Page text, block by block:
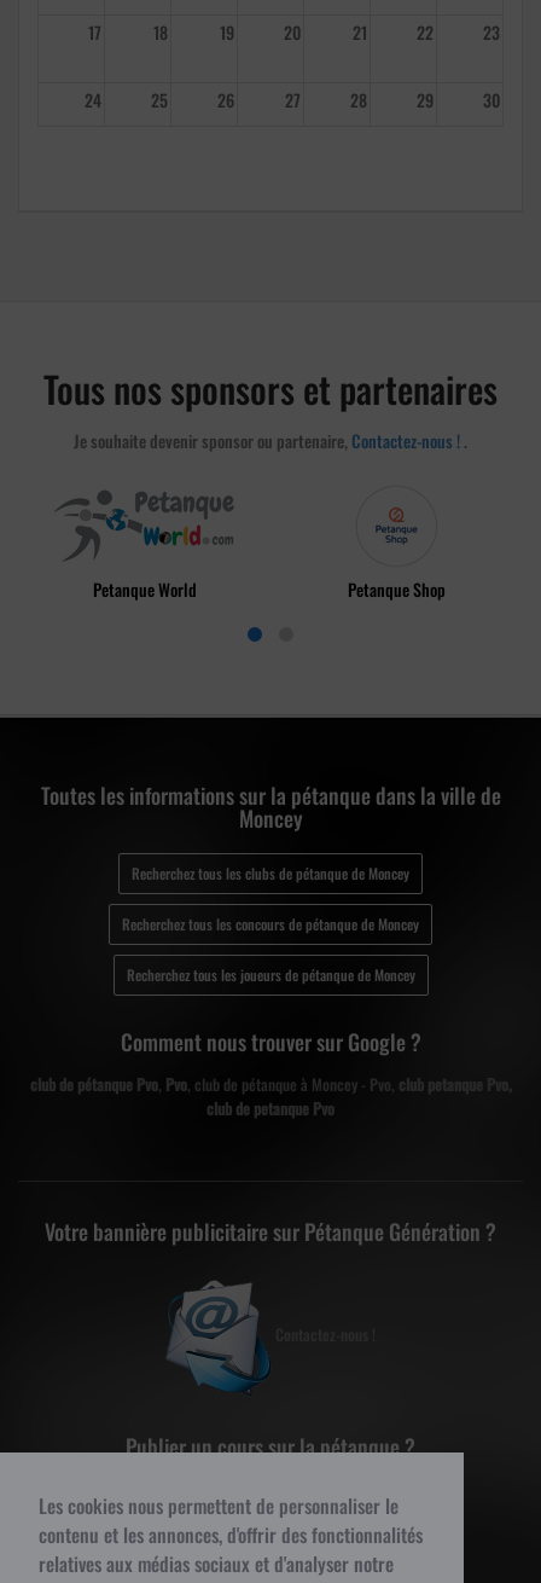
Les cookies nous permettent de personnaliser le
contenu et les annonces, d'offrir des fonctionnalités
relatives aux médias sociaux et d'analyser notre
17 18 19 20 21 22 23
24 25 26 27 28 29 30
Tous nos sponsors et partenaires
Je souhaite devenir sponsor ou partenaire, Contactez-nous !.
Petanque World Petanque Shop
Toutes les informations sur la pétanque dans la ville de
Moncey
Recherchez tous les clubs de pétanque de Moncey
Recherchez tous les concours de pétanque de Moncey
Recherchez tous les joueurs de pétanque de Moncey
Comment nous trouver sur Google ?
club de pétanque Pvo, Pvo, club de pétanque à Moncey - Pvo, club petanque Pvo,
club de petanque Pvo
Votre bannière publicitaire sur Pétanque Génération ?
Publier un cours sur la pétanque ?
Contactez-nous !